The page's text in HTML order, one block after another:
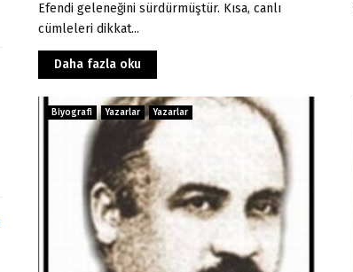
Efendi geleneğini sürdürmüştür. Kısa, canlı
cümleleri dikkat...
Daha fazla oku
Biyografi Yazarlar Yazarlar